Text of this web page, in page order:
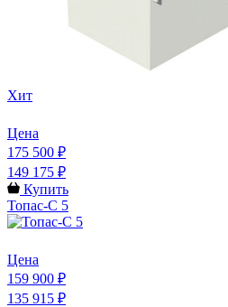
Хит
Цена
175 500 ₽
149 175 ₽
Купить
Топас-С 5
Цена
159 900 ₽
135 915 ₽